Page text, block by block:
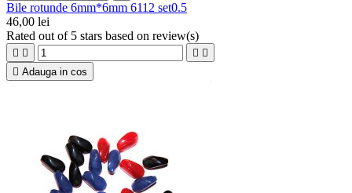
Bile rotunde 6mm*6mm 6112 set0.5
46,00 lei
Rated out of 5 stars based on review(s)
   
 Adauga in cos